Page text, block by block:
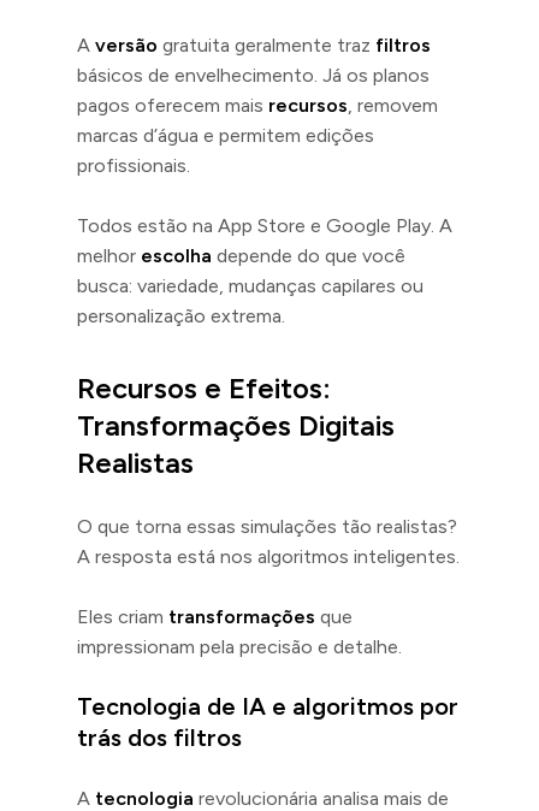
A versão gratuita geralmente traz filtros
básicos de envelhecimento. Já os planos
pagos oferecem mais recursos, removem
marcas d’água e permitem edições
profissionais.
Todos estão na App Store e Google Play. A
melhor escolha depende do que você
busca: variedade, mudanças capilares ou
personalização extrema.
Recursos e Efeitos:
Transformações Digitais
Realistas
O que torna essas simulações tão realistas?
A resposta está nos algoritmos inteligentes.
Eles criam transformações que
impressionam pela precisão e detalhe.
Tecnologia de IA e algoritmos por
trás dos filtros
A tecnologia revolucionária analisa mais de